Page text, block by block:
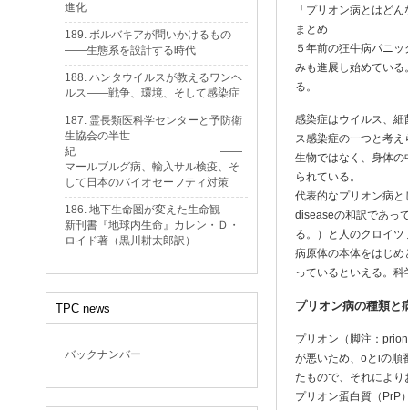
「プリオン病とはど
まとめ
５年前の狂牛病パニ
みも進展し始めてい
る。
感染症はウイルス、
ス感染症の一つと考
生物ではなく、身体
られている。
代表的なプリオン病
diseaseの和訳であっ
る。）と人のクロイ
病原体の本体をはじ
っているといえる。
プリオン病の種類と
プリオン（脚注：
が悪いため、oとiの順
たもので、それによ
プリオン蛋白質（PrP
進化
189. ボルバキアが問いかけるもの
——生態系を設計する時代
188. ハンタウイルスが教えるワンヘ
ルス——戦争、環境、そして感染症
187. 霊長類医科学センターと予防衛
生協会の半世
紀 ——
マールブルグ病、輸入サル検疫、そ
して日本のバイオセーフティ対策
186. 地下生命圏が変えた生命観——
新刊書『地球内生命』カレン・Ｄ・
ロイド著（黒川耕太郎訳）
TPC news
バックナンバー